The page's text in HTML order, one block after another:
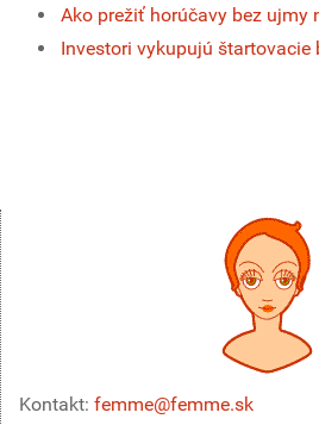
Ako prežiť horúčavy bez ujmy
Investori vykupujú štartovacie
Kontakt: femme@femme.sk